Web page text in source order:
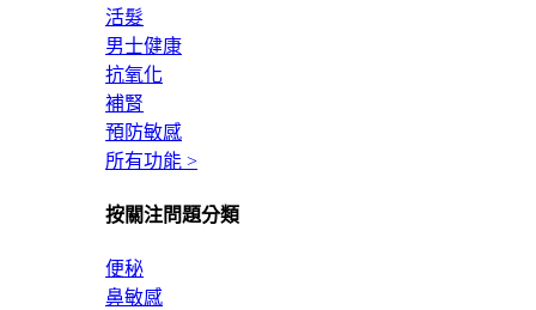
活髮
男士健康
抗氧化
補腎
預防敏感
所有功能 >
按關注問題分類
便秘
鼻敏感